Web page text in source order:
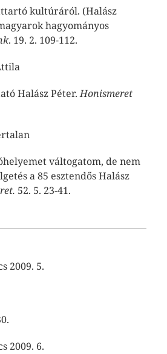
kultúráról. (Halász
hagyományos
. 19. 2. 109-112.
Halász Péter.Honismeret
váltogatom, de nem
a 85 esztendős Halász
52. 5. 23-41.
2009. 5.
2009. 6.